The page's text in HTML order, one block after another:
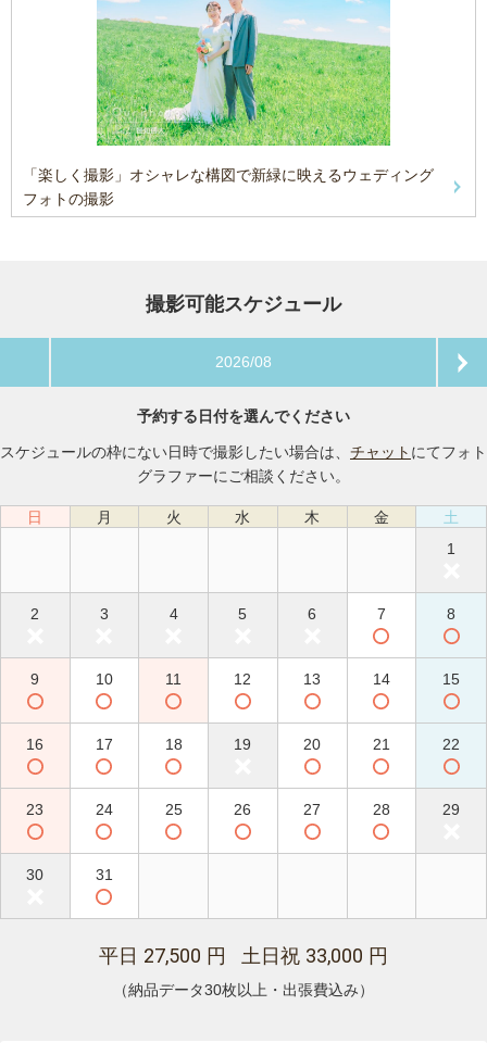
「楽しく撮影」オシャレな構図で新緑に映えるウェディング
フォトの撮影
撮影可能スケジュール
2026/08
予約する日付を選んでください
スケジュールの枠にない日時で撮影したい場合は、 チャット にてフォト
グラファーにご相談ください。
日 月 火 水 木 金
土
1
2 3 4 5 6 7 8
9 10 11 12 13 14 15
16 17 18 19 20 21 22
23 24 25 26 27 28 29
30 31
平日 27,500 円 土日祝 33,000 円
（納品データ30枚以上・出張費込み）